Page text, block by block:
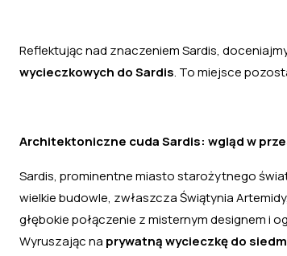
Reflektując nad znaczeniem Sardis,
wycieczkowych do Sardis. To miejsce
Architektoniczne cuda Sardis: wgląd w
Sardis, prominentne miasto starożytnego
wielkie budowle, zwłaszcza Świątynia
głębokie połączenie z misternym designem i
Wyruszając na prywatną wycieczkę do